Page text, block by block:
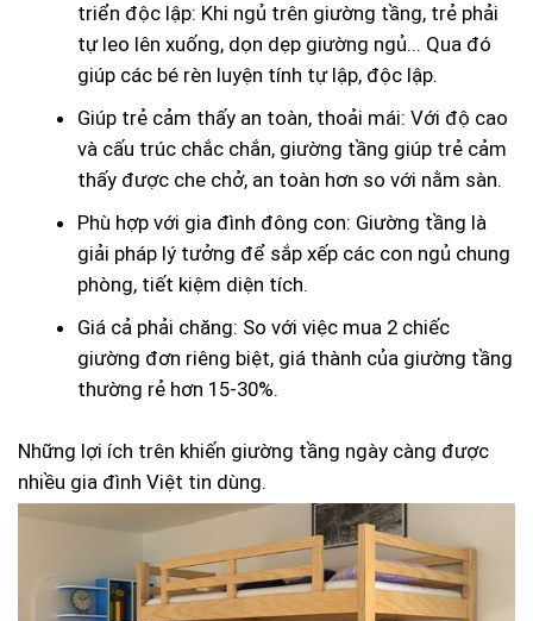
triển độc lập: Khi ngủ trên giường tầng, trẻ phải
tự leo lên xuống, dọn dẹp giường ngủ... Qua đó
giúp các bé rèn luyện tính tự lập, độc lập.
Giúp trẻ cảm thấy an toàn, thoải mái: Với độ cao
và cấu trúc chắc chắn, giường tầng giúp trẻ cảm
thấy được che chở, an toàn hơn so với nằm sàn.
Phù hợp với gia đình đông con: Giường tầng là
giải pháp lý tưởng để sắp xếp các con ngủ chung
phòng, tiết kiệm diện tích.
Giá cả phải chăng: So với việc mua 2 chiếc
giường đơn riêng biệt, giá thành của giường tầng
thường rẻ hơn 15-30%.
Những lợi ích trên khiến giường tầng ngày càng được
nhiều gia đình Việt tin dùng.